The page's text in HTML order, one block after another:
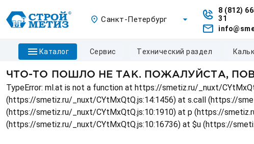
Санкт-Петербург
8 (812)
31
каталог сервис технический раздел
ЧТО-ТО ПОШЛО НЕ ТАК. ПОЖАЛУЙСТА,
TypeError: ml.at is not a function at https://smetiz.ru/_nuxt/
(https://smetiz.ru/_nuxt/CYtMxQtQ.js:14:1456) at s.call (https://
(https://smetiz.ru/_nuxt/CYtMxQtQ.js:10:1910) at p (https://
(https://smetiz.ru/_nuxt/CYtMxQtQ.js:10:16736) at $u (https://